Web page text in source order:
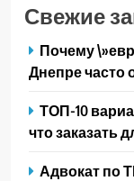
Свежие
Почему
Днепре часто
ТОП-10
что заказать
Адвокат по